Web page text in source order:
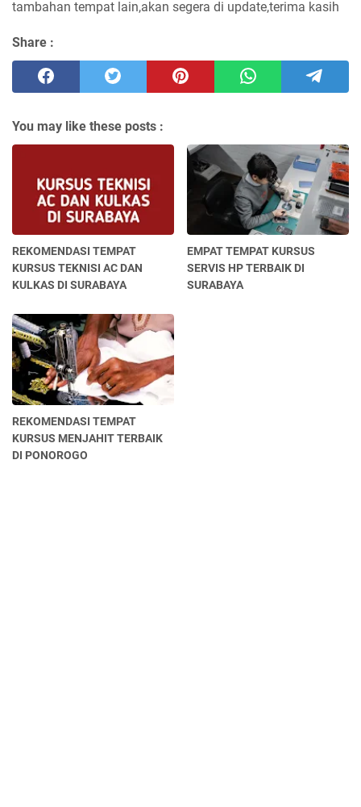
tambahan tempat lain,akan segera di update,terima kasih
Share :
You may like these posts :
REKOMENDASI TEMPAT
KURSUS TEKNISI AC DAN
KULKAS DI SURABAYA
EMPAT TEMPAT KURSUS
SERVIS HP TERBAIK DI
SURABAYA
REKOMENDASI TEMPAT
KURSUS MENJAHIT TERBAIK
DI PONOROGO